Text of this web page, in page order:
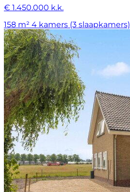
€ 1.450.000 k.k.
158 m² 4 kamers (3 slaapkamers)